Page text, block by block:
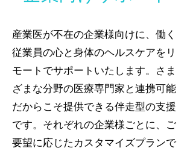
産業医が不在の企業様向けに、働く
従業員の心と身体のヘルスケアをリ
モートでサポートいたします。さま
ざまな分野の医療専門家と連携可能
だからこそ提供できる伴走型の支援
です。それぞれの企業様ごとに、ご
要望に応じたカスタマイズプランで